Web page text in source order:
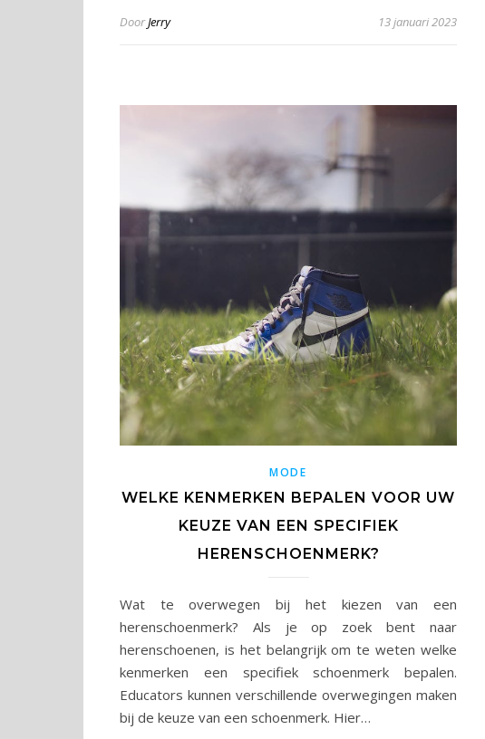
DoorJerry 13 januari 2023
MODE
WELKE KENMERKEN BEPALEN VOOR UW
KEUZE VAN EEN SPECIFIEK
HERENSCHOENMERK?
Wat te overwegen bij het kiezen van een
herenschoenmerk? Als je op zoek bent naar
herenschoenen, is het belangrijk om te weten welke
kenmerken een specifiek schoenmerk bepalen.
Educators kunnen verschillende overwegingen maken
bij de keuze van een schoenmerk. Hier…